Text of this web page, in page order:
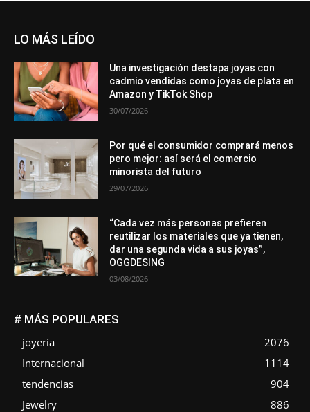
LO MÁS LEÍDO
Una investigación destapa joyas con
cadmio vendidas como joyas de plata en
Amazon y TikTok Shop
30/07/2026
Por qué el consumidor comprará menos
pero mejor: así será el comercio
minorista del futuro
29/07/2026
“Cada vez más personas prefieren
reutilizar los materiales que ya tienen,
dar una segunda vida a sus joyas”,
OGGDESING
03/08/2026
# MÁS POPULARES
joyería
2076
Internacional
1114
tendencias
904
Jewelry
886